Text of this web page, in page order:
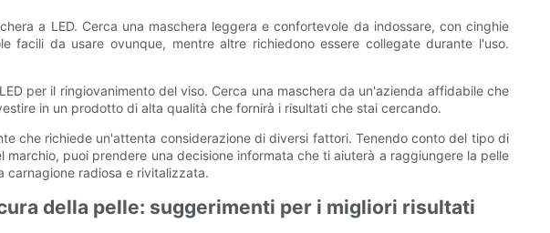
a LED. Cerca una maschera leggera e confortevole da indossare, con cinghie
facili da usare ovunque, mentre altre richiedono essere collegate durante l'uso.
per il ringiovanimento del viso. Cerca una maschera da un'azienda affidabile che
in un prodotto di alta qualità che fornirà i risultati che stai cercando.
che richiede un'attenta considerazione di diversi fattori. Tenendo conto del tipo di
puoi prendere una decisione informata che ti aiuterà a raggiungere la pelle
carnagione radiosa e rivitalizzata.
della pelle: suggerimenti per i migliori risultati